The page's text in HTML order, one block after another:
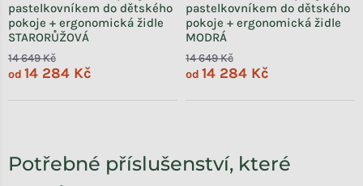
pastelkovníkem do dětského
pokoje + ergonomická židle
STARORŮŽOVÁ
14 649 Kč
od 14 284 Kč
pastelkovníkem do dětského
pokoje + ergonomická židle
MODRÁ
14 649 Kč
od 14 284 Kč
Potřebné příslušenství, které